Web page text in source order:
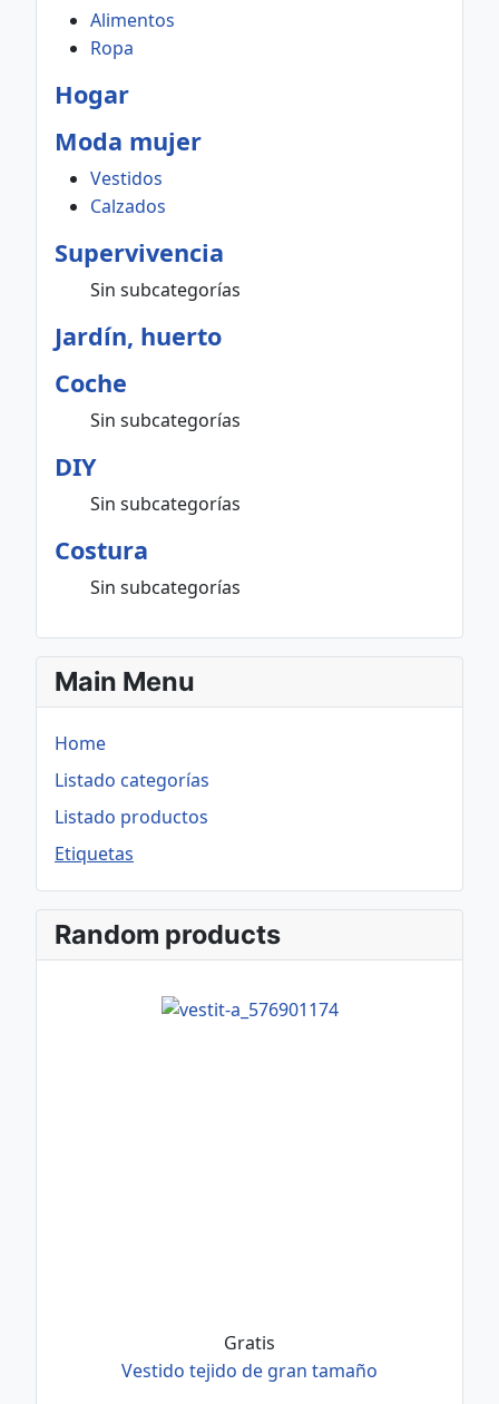
Alimentos
Ropa
Hogar
Moda mujer
Vestidos
Calzados
Supervivencia
Sin subcategorías
Jardín, huerto
Coche
Sin subcategorías
DIY
Sin subcategorías
Costura
Sin subcategorías
Main Menu
Home
Listado categorías
Listado productos
Etiquetas
Random products
Gratis
Vestido tejido de gran tamaño